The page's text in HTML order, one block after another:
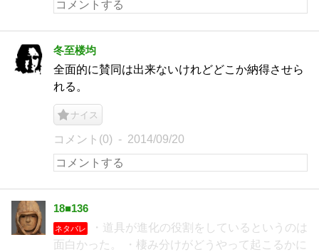
冬至楼均
全面的に賛同は出来ないけれどどこか納得させら
れる。
ナイス
コメント(0) 2014/09/20
18■136
ネタバレ
・道具が進化の役割をしているというのは
面白かった。 ・棲み分けがどうやって起こるかに